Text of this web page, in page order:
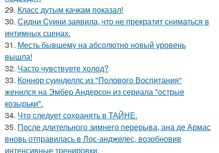
29. Класс дутым качкам показал!
30. Сидни Суини заявила, что не прекратит сниматься в
интимных сценах.
31. Месть бывшему на абсолютно новый уровень
вышла!
32. Часто чувствуете холод?
33. Коннор суинделлс из "Полового Воспитания"
женился на Эмбер Андерсон из сериала "острые
козырьки".
34. Что следует сохранять в ТАЙНЕ.
35. После длительного зимнего перерыва, ана де Армас
вновь отправилась в Лос-анджелес, возобновив
интенсивные тренировки.